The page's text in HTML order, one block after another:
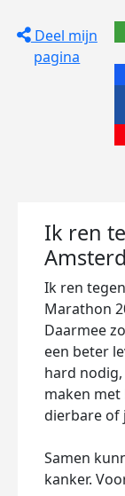
Deel mijn
pagina
Ik ren
Ik ren
Marathon
Daarmee
een beter
hard
maken met
dierbare of
Samen
kanker.